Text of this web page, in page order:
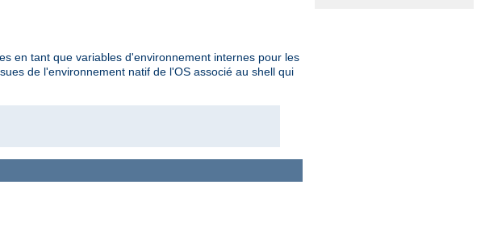
en tant que variables d'environnement internes pour les
de l'environnement natif de l'OS associé au shell qui